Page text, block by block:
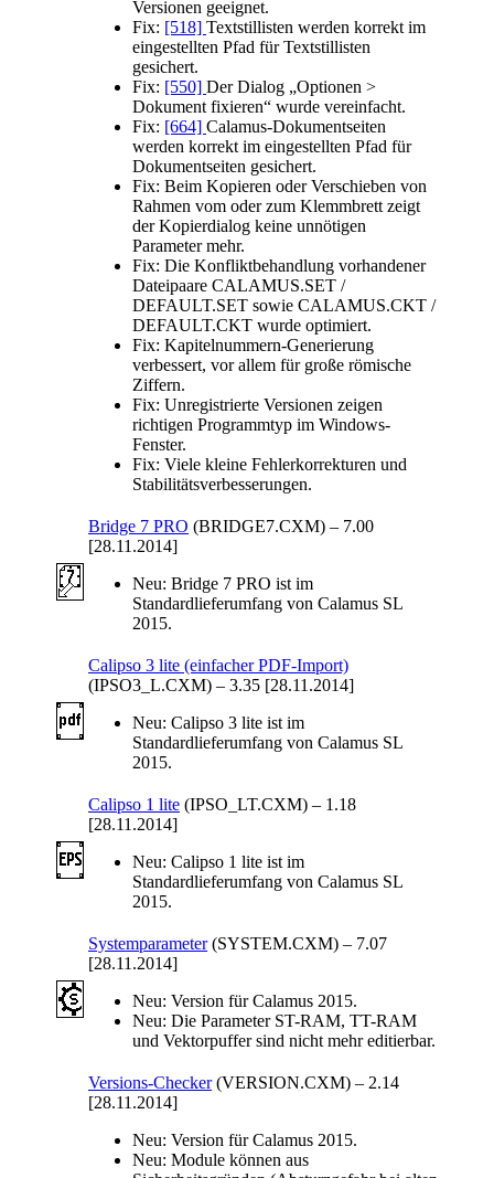
Versionen geeignet.
Fix: [518] Textstillisten werden korrekt im
eingestellten Pfad für Textstillisten
gesichert.
Fix: [550] Der Dialog
Optionen >
Dokument fixieren
wurde vereinfacht.
Fix: [664] Calamus-Dokumentseiten
werden korrekt im eingestellten Pfad für
Dokumentseiten gesichert.
Fix: Beim Kopieren oder Verschieben von
Rahmen vom oder zum Klemmbrett zeigt
der Kopierdialog keine unnötigen
Parameter mehr.
Fix: Die Konfliktbehandlung vorhandener
Dateipaare CALAMUS.SET /
DEFAULT.SET sowie CALAMUS.CKT /
DEFAULT.CKT wurde optimiert.
Fix: Kapitelnummern-Generierung
verbessert, vor allem für große römische
Ziffern.
Fix: Unregistrierte Versionen zeigen
richtigen Programmtyp im Windows-
Fenster.
Fix: Viele kleine Fehlerkorrekturen und
Stabilitätsverbesserungen.
Bridge 7 PRO (BRIDGE7.CXM) – 7.00
[28.11.2014]
Neu: Bridge 7 PRO ist im
Standardlieferumfang von Calamus SL
2015.
Calipso 3 lite (einfacher PDF-Import)
(IPSO3_L.CXM) – 3.35 [28.11.2014]
Neu: Calipso 3 lite ist im
Standardlieferumfang von Calamus SL
2015.
Calipso 1 lite (IPSO_LT.CXM) – 1.18
[28.11.2014]
Neu: Calipso 1 lite ist im
Standardlieferumfang von Calamus SL
2015.
Systemparameter(SYSTEM.CXM) – 7.07
[28.11.2014]
Neu: Version für Calamus 2015.
Neu: Die Parameter ST-RAM, TT-RAM
und Vektorpuffer sind nicht mehr editierbar.
Versions-Checker(VERSION.CXM) – 2.14
[28.11.2014]
Neu: Version für Calamus 2015.
Neu: Module können aus